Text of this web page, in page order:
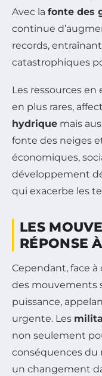
Avec la fonte des
continue
records,
catastrophiques
Les ressources
en plus rares,
hydrique mais
fonte des neiges
économiques,
développement
qui exacerbe les
LES
RÉPONSE
Cependant, face à
des mouvements
puissance,
urgente. Les
non seulement
conséquences du
un changement